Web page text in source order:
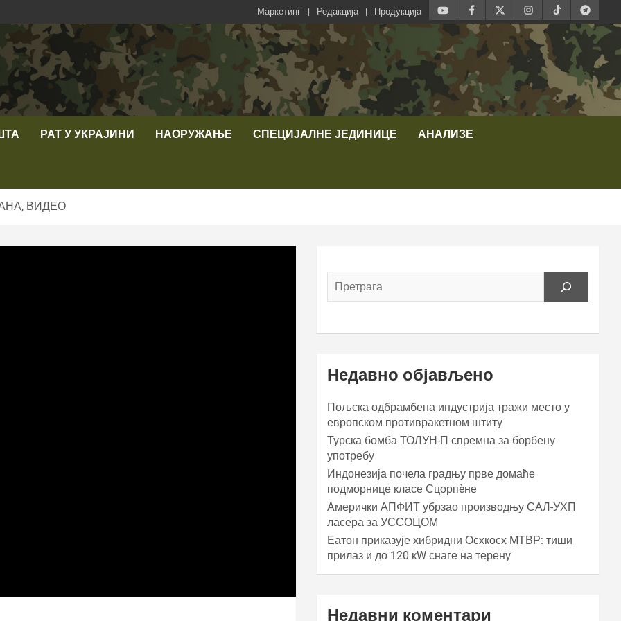
Маркетинг Редакција Продукција
РАТ У УКРАЈИНИ НАОРУЖАЊЕ СПЕЦИЈАЛНЕ ЈЕДИНИЦЕ АНАЛИЗЕ
ВИДЕО
Недавно објављено
Пољска одбрамбена индустрија тражи место у
европском противракетном штиту
Турска бомба ТОЛУН-П спремна за борбену
употребу
Индонезија почела градњу прве домаће
подморнице класе Сцорпèне
Амерички АПФИТ убрзао производњу САЛ-УХП
ласера за УССОЦОМ
Еатон приказује хибридни Осхкосх МТВР: тиши
прилаз и до 120 кW снаге на терену
Недавни коментари